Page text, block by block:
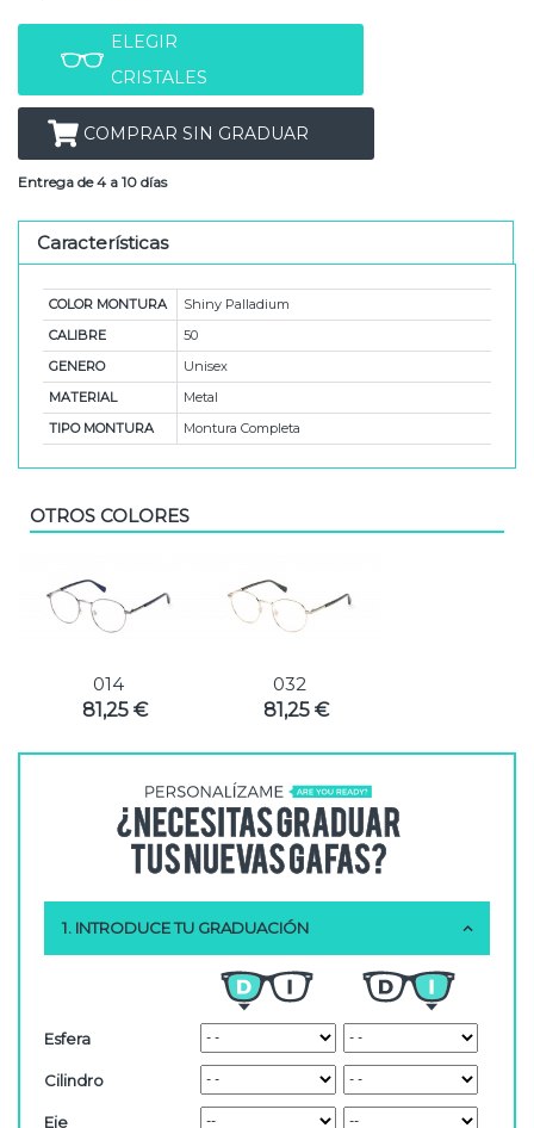
ELEGIR
CRISTALES
COMPRAR SIN GRADUAR
Entrega de 4 a 10 días
Características
COLOR MONTURA
Shiny Palladium
CALIBRE
50
GENERO
Unisex
MATERIAL
Metal
TIPO MONTURA
Montura Completa
OTROS COLORES
014
81,25 €
032
81,25 €
1. INTRODUCE TU GRADUACIÓN
Esfera
Cilindro
Eje